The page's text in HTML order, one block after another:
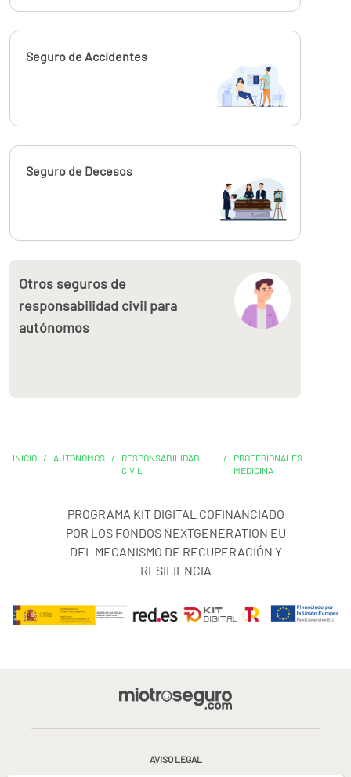
Calcúlalo ahora
Seguro de Accidentes
Calcúlalo ahora
Seguro de Decesos
Otros seguros de
responsabilidad civil para
autónomos
INICIO / AUTONOMOS /
RESPONSABILIDAD
CIVIL
/
PROFESIONALES
MEDICINA
PROGRAMA KIT DIGITAL COFINANCIADO
POR LOS FONDOS NEXTGENERATION EU
DEL MECANISMO DE RECUPERACIÓN Y
RESILIENCIA
AVISO LEGAL